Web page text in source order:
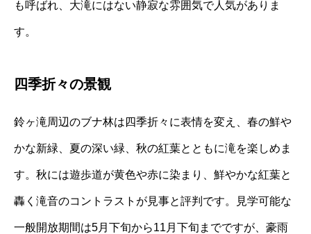
も呼ばれ、大滝にはない静寂な雰囲気で人気がありま
す。
四季折々の景観
鈴ヶ滝周辺のブナ林は四季折々に表情を変え、春の鮮や
かな新緑、夏の深い緑、秋の紅葉とともに滝を楽しめま
す。秋には遊歩道が黄色や赤に染まり、鮮やかな紅葉と
轟く滝音のコントラストが見事と評判です。見学可能な
一般開放期間は5月下旬から11月下旬までですが、豪雨